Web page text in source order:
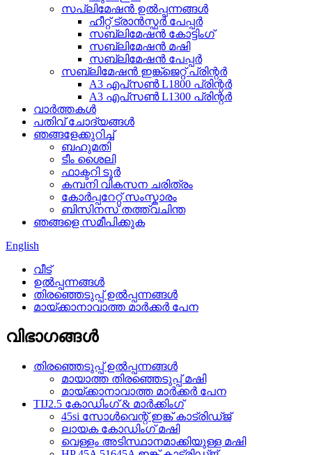
സപ്ലിമേഷൻ ഉൽപ്പന്നങ്ങൾ
ഹീറ്റ് ട്രാൻസ്ഫർ പേപ്പർ
സബ്ലിമേഷൻ കോട്ടിംഗ്
സബ്ലിമേഷൻ മഷി
സബ്ലിമേഷൻ പേപ്പർ
സബ്ലിമേഷൻ ഇങ്ക്ജെറ്റ് പ്രിന്റർ
A3 എപ്‌സൺ L1800 പ്രിന്റർ
A3 എപ്‌സൺ L1300 പ്രിന്റർ
വാർത്തകൾ
പതിവ് ചോദ്യങ്ങൾ
ഞങ്ങളേക്കുറിച്ച്
ബഹുമതി
ടീം ശൈലി
ഫാക്ടറി ടൂർ
കമ്പനി വികസന ചരിത്രം
കോർപ്പറേറ്റ് സംസ്കാരം
ബിസിനസ് തത്ത്വചിന്ത
ഞങ്ങളെ സമീപിക്കുക
English
വീട്
ഉൽപ്പന്നങ്ങൾ
തിരഞ്ഞെടുപ്പ് ഉൽപ്പന്നങ്ങൾ
മായ്ക്കാനാവാത്ത മാർക്കർ പേന
വിഭാഗങ്ങൾ
തിരഞ്ഞെടുപ്പ് ഉൽപ്പന്നങ്ങൾ
മായാത്ത തിരഞ്ഞെടുപ്പ് മഷി
മായ്ക്കാനാവാത്ത മാർക്കർ പേന
TIJ2.5 കോഡിംഗ് & മാർക്കിംഗ്
45si സോൾവെന്റ് ഇങ്ക് കാട്രിഡ്ജ്
ലായക കോഡിംഗ് മഷി
വെള്ളം അടിസ്ഥാനമാക്കിയുള്ള മഷി